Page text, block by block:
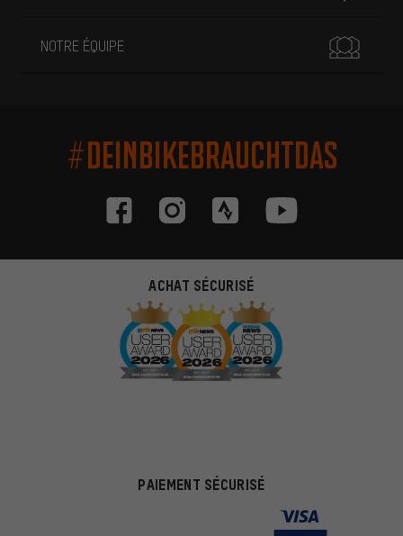
NOTRE ÉQUIPE
#DEINBIKEBRAUCHTDAS
ACHAT SÉCURISÉ
PAIEMENT SÉCURISÉ